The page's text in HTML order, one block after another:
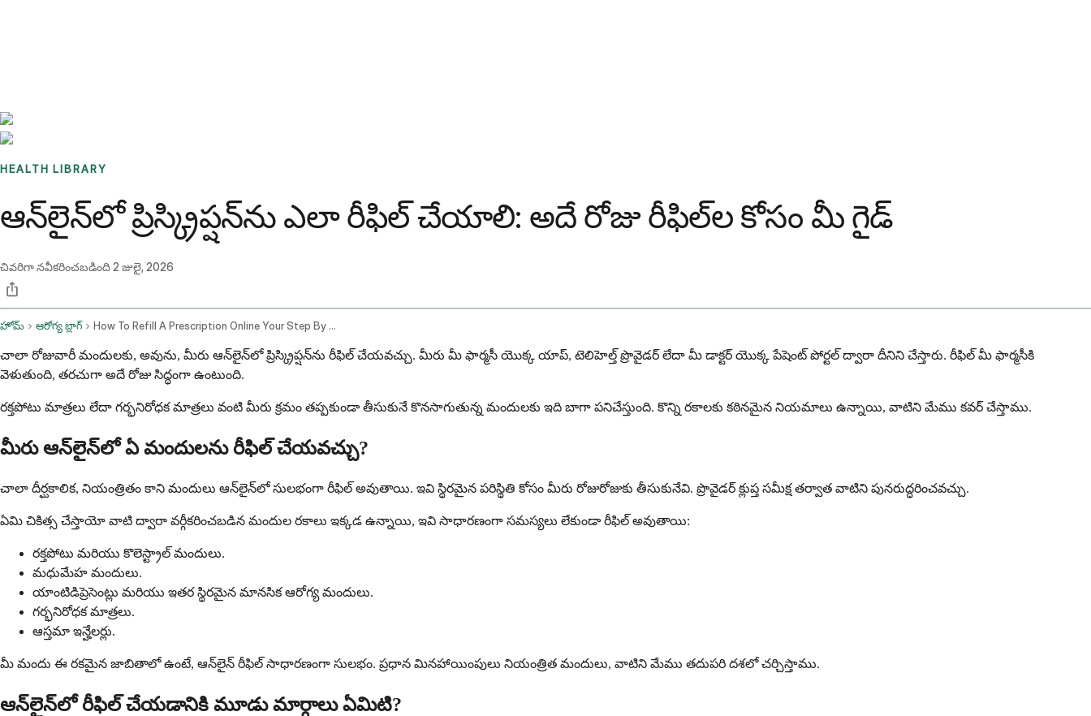
HEALTH LIBRARY
ఆన్‌లైన్‌లో ప్రిస్క్రిప్షన్‌ను ఎలా రీఫిల్ చేయాలి: అదే రోజు రీఫిల్‌ల కోసం మీ గైడ్
చివరిగా నవీకరించబడింది2 జులై, 2026
హోమ్ ఆరోగ్య బ్లాగ్ How To Refill A Prescription Online Your Step By Step Guide To Same Day Refills
చాలా రోజువారీ మందులకు, అవును, మీరు ఆన్‌లైన్‌లో ప్రిస్క్రిప్షన్‌ను రీఫిల్ చేయవచ్చు. మీరు మీ ఫార్మసీ యొక్క యాప్, టెలిహెల్త్ ప్రొవైడర్ లేదా మీ డాక్టర్ యొక్క పేషెంట్ పోర్టల్ ద్వారా దీనిని చేస్తారు. రీఫిల్ మీ ఫార్మసీకి
వెళుతుంది, తరచుగా అదే రోజు సిద్ధంగా ఉంటుంది.
రక్తపోటు మాత్రలు లేదా గర్భనిరోధక మాత్రలు వంటి మీరు క్రమం తప్పకుండా తీసుకునే కొనసాగుతున్న మందులకు ఇది బాగా పనిచేస్తుంది. కొన్ని రకాలకు కఠినమైన నియమాలు ఉన్నాయి, వాటిని మేము కవర్ చేస్తాము.
మీరు ఆన్‌లైన్‌లో ఏ మందులను రీఫిల్ చేయవచ్చు?
చాలా దీర్ఘకాలిక, నియంత్రితం కాని మందులు ఆన్‌లైన్‌లో సులభంగా రీఫిల్ అవుతాయి. ఇవి స్థిరమైన పరిస్థితి కోసం మీరు రోజురోజుకు తీసుకునేవి. ప్రొవైడర్ క్లుప్త సమీక్ష తర్వాత వాటిని పునరుద్ధరించవచ్చు.
ఏమి చికిత్స చేస్తాయో వాటి ద్వారా వర్గీకరించబడిన మందుల రకాలు ఇక్కడ ఉన్నాయి, ఇవి సాధారణంగా సమస్యలు లేకుండా రీఫిల్ అవుతాయి:
రక్తపోటు మరియు కొలెస్ట్రాల్ మందులు.
మధుమేహ మందులు.
యాంటిడిప్రెసెంట్లు మరియు ఇతర స్థిరమైన మానసిక ఆరోగ్య మందులు.
గర్భనిరోధక మాత్రలు.
ఆస్తమా ఇన్హేలర్లు.
మీ మందు ఈ రకమైన జాబితాలో ఉంటే, ఆన్‌లైన్ రీఫిల్ సాధారణంగా సులభం. ప్రధాన మినహాయింపులు నియంత్రిత మందులు, వాటిని మేము తదుపరి దశలో చర్చిస్తాము.
ఆన్‌లైన్‌లో రీఫిల్ చేయడానికి మూడు మార్గాలు ఏమిటి?